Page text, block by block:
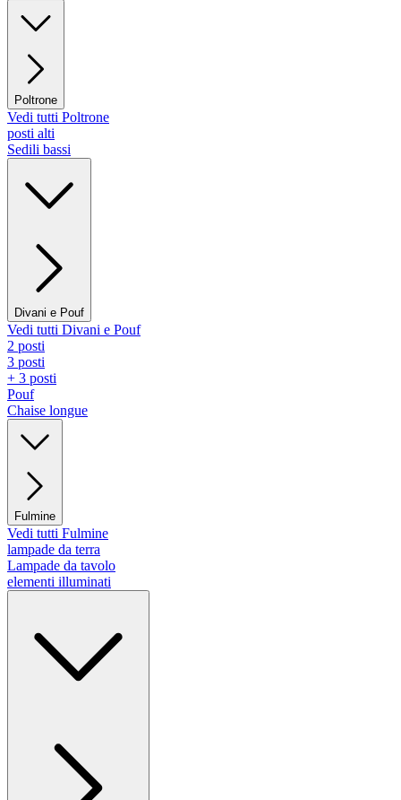
Poltrone
Vedi tutti Poltrone
posti alti
Sedili bassi
Divani e Pouf
Vedi tutti Divani e Pouf
2 posti
3 posti
+ 3 posti
Pouf
Chaise longue
Fulmine
Vedi tutti Fulmine
lampade da terra
Lampade da tavolo
elementi illuminati